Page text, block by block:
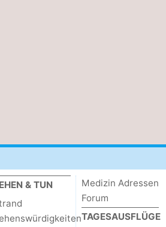
& TUN
Medizin Adressen
Forum
TAGESAUSFLÜGE